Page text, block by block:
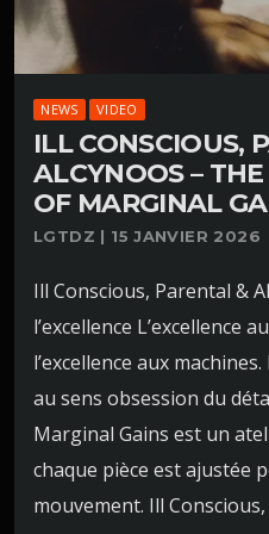
NEWS VIDEO
ILL CONSCIOUS,
ALCYNOOS –
OF MARGINAL
LGTDZ | 15 JANVIER 2026
Ill Conscious, Parental &
l’excellence L’excellence
l’excellence aux
au sens obsession du
Marginal Gains est un
chaque pièce est ajustée
mouvement. Ill